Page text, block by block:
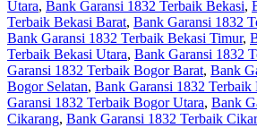
Utara, Bank Garansi 1832 Terbaik Bekasi,
Terbaik Bekasi Barat, Bank Garansi 1832
Bank Garansi 1832 Terbaik Bekasi Timur,
Terbaik Bekasi Utara, Bank Garansi 1832
Garansi 1832 Terbaik Bogor Barat, Bank
Bogor Selatan, Bank Garansi 1832 Terbaik
Garansi 1832 Terbaik Bogor Utara, Bank
Cikarang, Bank Garansi 1832 Terbaik